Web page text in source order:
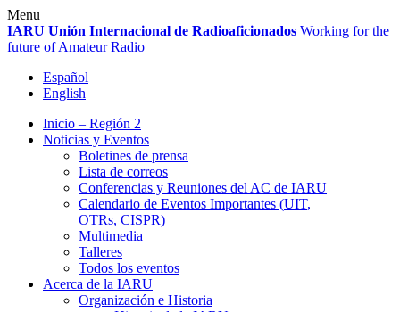
Skip
to
content
Menu
IARU Unión Internacional de Radioaficionados Working for the
future of Amateur Radio
Español
English
Inicio – Región 2
Noticias y Eventos
Boletines de prensa
Lista de correos
Conferencias y Reuniones del AC de IARU
Calendario de Eventos Importantes (UIT,
OTRs, CISPR)
Multimedia
Talleres
Todos los eventos
Acerca de la IARU
Organización e Historia